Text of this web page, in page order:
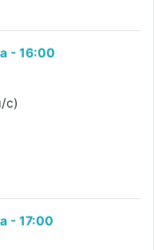
- 16:00
с)
- 17:00